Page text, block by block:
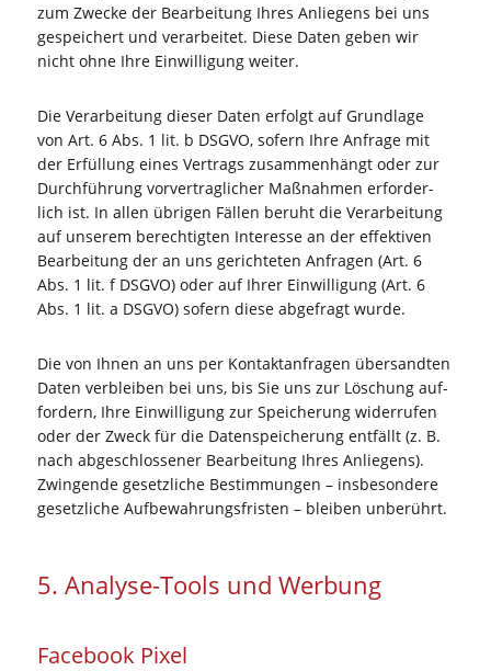
zum Zwe­cke der Bear­bei­tung Ihres Anlie­gens bei uns
gespei­chert und ver­ar­bei­tet. Die­se Daten geben wir
nicht ohne Ihre Ein­wil­li­gung weiter.
Die Ver­ar­bei­tung die­ser Daten erfolgt auf Grund­la­ge
von Art. 6 Abs. 1 lit. b DSGVO, sofern Ihre Anfra­ge mit
der Erfül­lung eines Ver­trags zusam­men­hängt oder zur
Durch­füh­rung vor­ver­trag­li­cher Maß­nah­men erfor­der­
lich ist. In allen übri­gen Fäl­len beruht die Ver­ar­bei­tung
auf unse­rem berech­tig­ten Inter­es­se an der effek­ti­ven
Bear­bei­tung der an uns gerich­te­ten Anfra­gen (Art. 6
Abs. 1 lit. f DSGVO) oder auf Ihrer Ein­wil­li­gung (Art. 6
Abs. 1 lit. a DSGVO) sofern die­se abge­fragt wurde.
Die von Ihnen an uns per Kon­takt­an­fra­gen über­sand­ten
Daten ver­blei­ben bei uns, bis Sie uns zur Löschung auf­
for­dern, Ihre Ein­wil­li­gung zur Spei­che­rung wider­ru­fen
oder der Zweck für die Daten­spei­che­rung ent­fällt (z. B.
nach abge­schlos­se­ner Bear­bei­tung Ihres Anlie­gens).
Zwin­gen­de gesetz­li­che Bestim­mun­gen – ins­be­son­de­re
gesetz­li­che Auf­be­wah­rungs­fris­ten – blei­ben unberührt.
5. Ana­ly­se-Tools und Werbung
Face­book Pixel